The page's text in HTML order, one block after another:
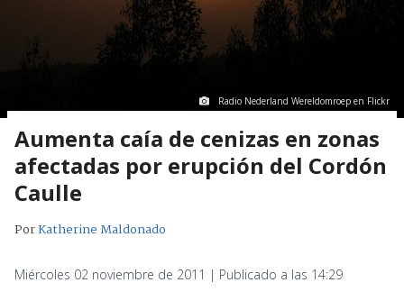
Radio Nederland Wereldomroep en Flickr
Aumenta caía de cenizas en zonas
afectadas por erupción del Cordón
Caulle
PorKatherine Maldonado
Miércoles 02 noviembre de 2011 | Publicado a las 14:29